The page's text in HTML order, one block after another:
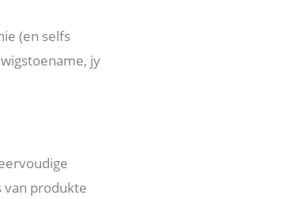
(en selfs
jy
van produkte